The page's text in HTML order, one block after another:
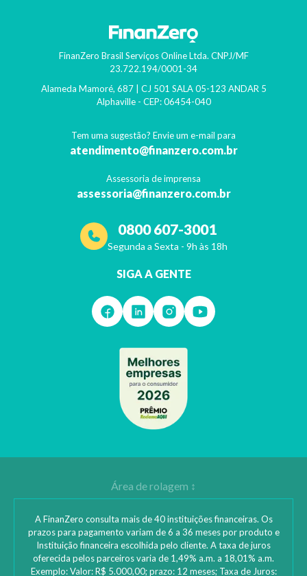
FinanZero Brasil Serviços Online Ltda. CNPJ/MF
23.722.194/0001-34
Alameda Mamoré, 687 | CJ 501 SALA 05-123 ANDAR 5
Alphaville- CEP: 06454-040
Tem uma sugestão? Envie um e-mail para
atendimento@finanzero.com.br
Assessoria de imprensa
assessoria@finanzero.com.br
0800 607-3001
Segunda a Sexta - 9h às 18h
SIGA A GENTE
A FinanZero consulta mais de 40 instituições financeiras. Os
prazos para pagamento variam de 6 a 36 meses por produto e
Instituição financeira escolhida pelo cliente. A taxa de juros
oferecida pelos parceiros varia de 1,49% a.m. a 18,01% a.m.
Exemplo: Valor: R$ 5.000,00; prazo: 12 meses; Taxa de Juros: